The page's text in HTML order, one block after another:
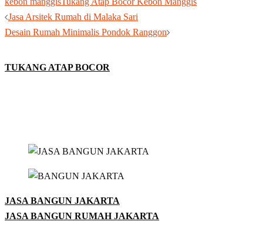
Post
navigation
Jasa Arsitek Rumah di Malaka Sari
Desain Rumah Minimalis Pondok Ranggon
TUKANG ATAP BOCOR
JASA BANGUN JAKARTA
JASA BANGUN RUMAH JAKARTA